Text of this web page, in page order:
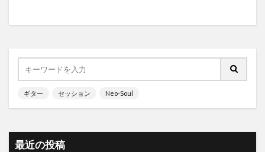
ギター セッション Neo-Soul
最近の投稿